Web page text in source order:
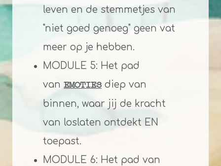
leven en de stemmetjes van
"niet goed genoeg" geen vat
meer op je hebben.
MODULE 5: Het pad
van EMOTIES diep van
binnen, waar jij de kracht
van loslaten ontdekt EN
toepast.
MODULE 6: Het pad van